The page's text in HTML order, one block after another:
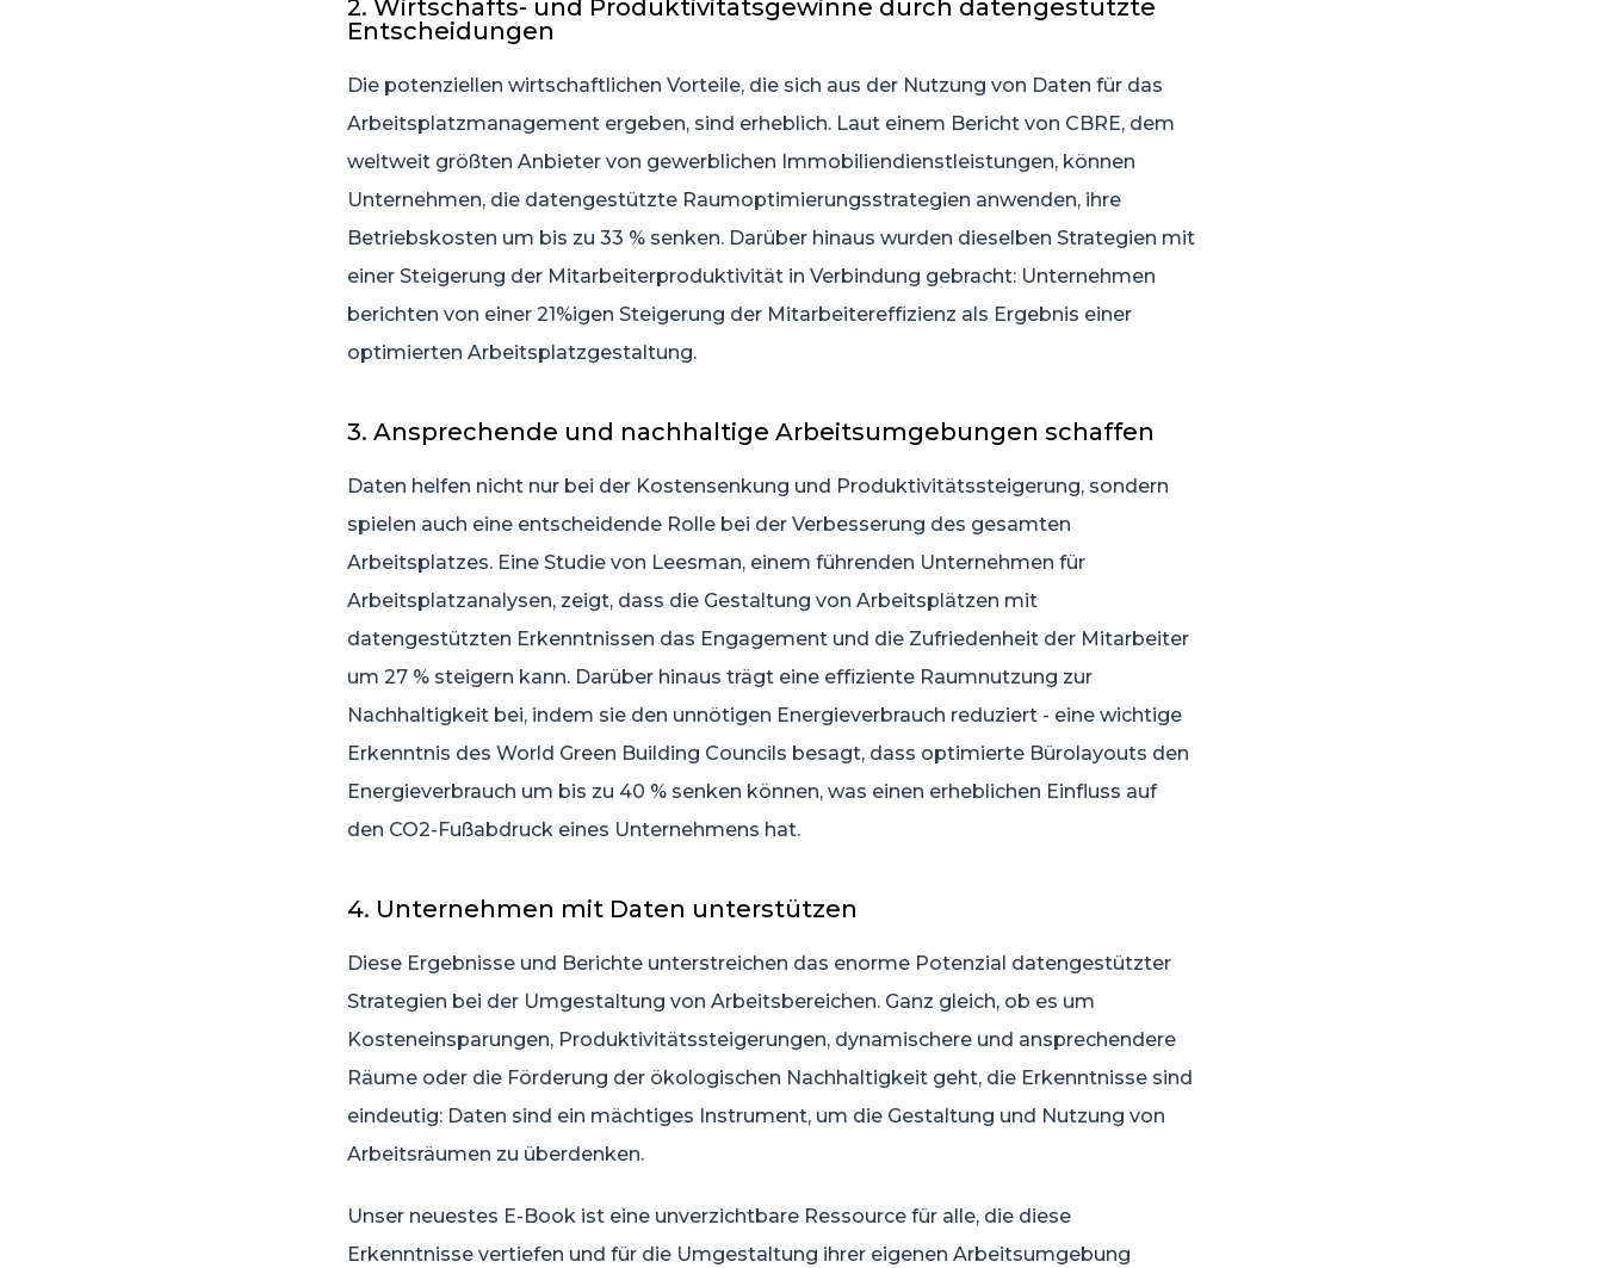
2. Wirtschafts- und Produktivitätsgewinne durch datengestützte
Entscheidungen
Die potenziellen wirtschaftlichen Vorteile, die sich aus der Nutzung von Daten für das
Arbeitsplatzmanagement ergeben, sind erheblich. Laut einem Bericht von CBRE, dem
weltweit größten Anbieter von gewerblichen Immobiliendienstleistungen, können
Unternehmen, die datengestützte Raumoptimierungsstrategien anwenden, ihre
Betriebskosten um bis zu 33 % senken. Darüber hinaus wurden dieselben Strategien mit
einer Steigerung der Mitarbeiterproduktivität in Verbindung gebracht: Unternehmen
berichten von einer 21%igen Steigerung der Mitarbeitereffizienz als Ergebnis einer
optimierten Arbeitsplatzgestaltung.
3. Ansprechende und nachhaltige Arbeitsumgebungen schaffen
Daten helfen nicht nur bei der Kostensenkung und Produktivitätssteigerung, sondern
spielen auch eine entscheidende Rolle bei der Verbesserung des gesamten
Arbeitsplatzes. Eine Studie von Leesman, einem führenden Unternehmen für
Arbeitsplatzanalysen, zeigt, dass die Gestaltung von Arbeitsplätzen mit
datengestützten Erkenntnissen das Engagement und die Zufriedenheit der Mitarbeiter
um 27 % steigern kann. Darüber hinaus trägt eine effiziente Raumnutzung zur
Nachhaltigkeit bei, indem sie den unnötigen Energieverbrauch reduziert - eine wichtige
Erkenntnis des World Green Building Councils besagt, dass optimierte Bürolayouts den
Energieverbrauch um bis zu 40 % senken können, was einen erheblichen Einfluss auf
den CO2-Fußabdruck eines Unternehmens hat.
4. Unternehmen mit Daten unterstützen
Diese Ergebnisse und Berichte unterstreichen das enorme Potenzial datengestützter
Strategien bei der Umgestaltung von Arbeitsbereichen. Ganz gleich, ob es um
Kosteneinsparungen, Produktivitätssteigerungen, dynamischere und ansprechendere
Räume oder die Förderung der ökologischen Nachhaltigkeit geht, die Erkenntnisse sind
eindeutig: Daten sind ein mächtiges Instrument, um die Gestaltung und Nutzung von
Arbeitsräumen zu überdenken.
Unser neuestes E-Book ist eine unverzichtbare Ressource für alle, die diese
Erkenntnisse vertiefen und für die Umgestaltung ihrer eigenen Arbeitsumgebung